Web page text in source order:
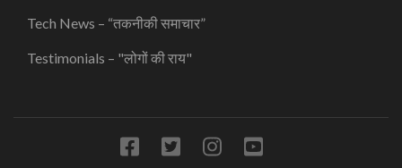
Tech News – “तकनीकी समाचार”
Testimonials – "लोगों की राय"